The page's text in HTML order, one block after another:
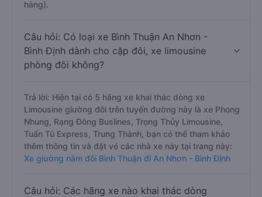
hàng).
Câu hỏi: Có loại xe Bình Thuận An Nhơn -
Bình Định dành cho cặp đôi, xe limousine
phòng đôi không?
Trả lời: Hiện tại có 5 hãng xe khai thác dòng xe
Limousine giường đôi trên tuyến đường này là xe Phong
Nhung, Rạng Đông Buslines, Trọng Thủy Limousine,
Tuấn Tú Express, Trung Thành, bạn có thể tham khảo
thêm thông tin và đặt vé các nhà xe này tại trang này:
Xe giường nằm đôi Bình Thuận đi An Nhơn - Bình Định
Câu hỏi: Các hãng xe nào khai thác dòng